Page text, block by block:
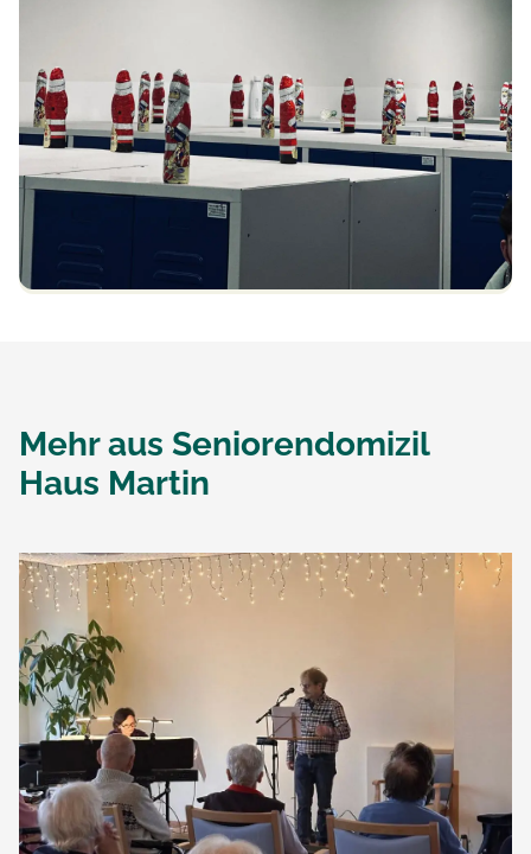
Mehr aus Seniorendomizil
Haus Martin